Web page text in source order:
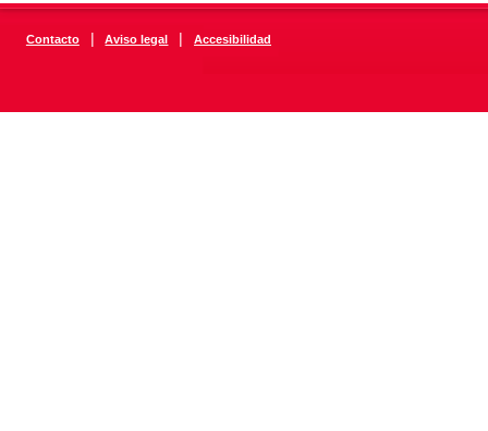
Contacto | Aviso legal | Accesibilidad